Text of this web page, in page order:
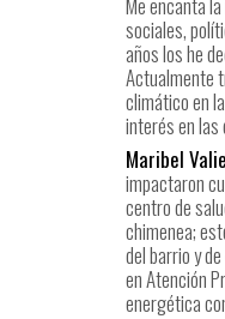
sociales,
años los he
Actualmente
climático en
interés en las
Maribel
impactaron
centro de
chimenea;
del barrio y
en Atención
energética